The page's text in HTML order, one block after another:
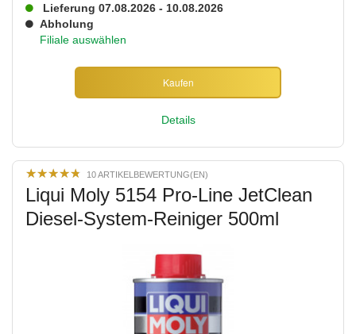
Lieferung 07.08.2026 - 10.08.2026
Abholung
Filiale auswählen
Kaufen
Details
★★★★★
★★★★★ 10 ARTIKELBEWERTUNG(EN)
Liqui Moly 5154 Pro-Line JetClean
Diesel-System-Reiniger 500ml